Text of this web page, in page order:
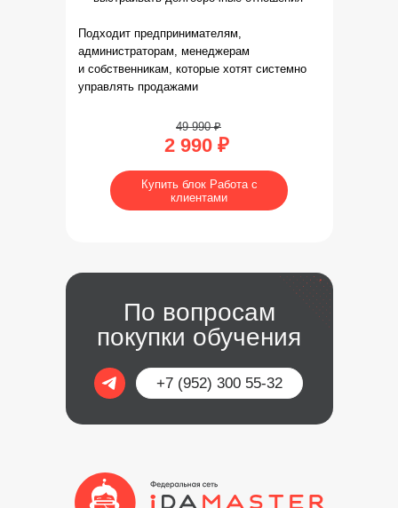
2 990 ₽
49 990 ₽
Подходит предпринимателям,
администраторам, менеджерам
и собственникам, которые хотят системно
управлять продажами
Купить блок Работа с
клиентами
+7 (952) 300 55-32
По вопросам
покупки обучения